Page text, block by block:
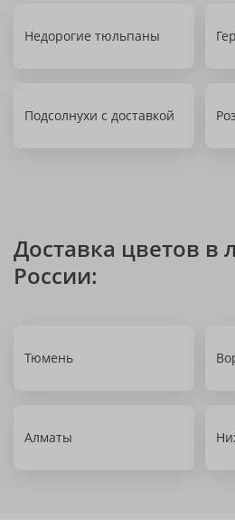
Недорогие тюльпаны
Подсолнухи с доставкой
Доставка цветов в
России:
Тюмень
Алматы